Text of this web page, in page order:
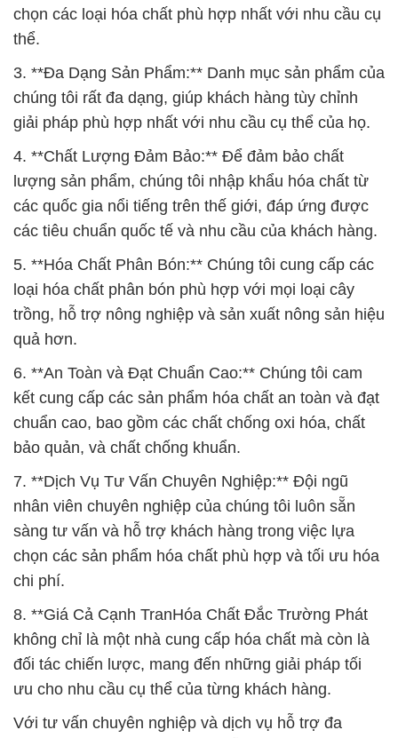
chọn các loại hóa chất phù hợp nhất với nhu cầu cụ
thể.
3. **Đa Dạng Sản Phẩm:** Danh mục sản phẩm của
chúng tôi rất đa dạng, giúp khách hàng tùy chỉnh
giải pháp phù hợp nhất với nhu cầu cụ thể của họ.
4. **Chất Lượng Đảm Bảo:** Để đảm bảo chất
lượng sản phẩm, chúng tôi nhập khẩu hóa chất từ
các quốc gia nổi tiếng trên thế giới, đáp ứng được
các tiêu chuẩn quốc tế và nhu cầu của khách hàng.
5. **Hóa Chất Phân Bón:** Chúng tôi cung cấp các
loại hóa chất phân bón phù hợp với mọi loại cây
trồng, hỗ trợ nông nghiệp và sản xuất nông sản hiệu
quả hơn.
6. **An Toàn và Đạt Chuẩn Cao:** Chúng tôi cam
kết cung cấp các sản phẩm hóa chất an toàn và đạt
chuẩn cao, bao gồm các chất chống oxi hóa, chất
bảo quản, và chất chống khuẩn.
7. **Dịch Vụ Tư Vấn Chuyên Nghiệp:** Đội ngũ
nhân viên chuyên nghiệp của chúng tôi luôn sẵn
sàng tư vấn và hỗ trợ khách hàng trong việc lựa
chọn các sản phẩm hóa chất phù hợp và tối ưu hóa
chi phí.
8. **Giá Cả Cạnh TranHóa Chất Đắc Trường Phát
không chỉ là một nhà cung cấp hóa chất mà còn là
đối tác chiến lược, mang đến những giải pháp tối
ưu cho nhu cầu cụ thể của từng khách hàng.
Với tư vấn chuyên nghiệp và dịch vụ hỗ trợ đa